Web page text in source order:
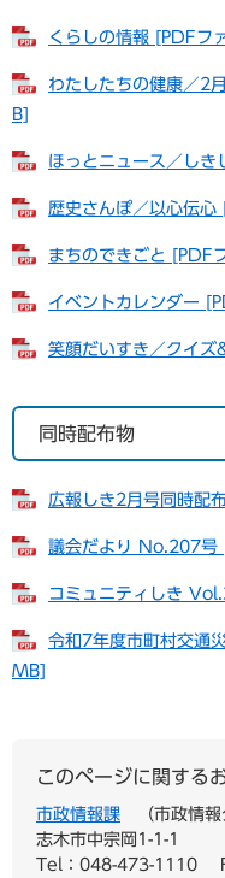
くらしの情報 [PDFフ
わたしたちの健康／2
B]
ほっとニュース／し
歴史さんぽ／以心伝
まちのできごと [PDF
イベントカレンダー
笑顔だいすき／クイ
同時配布物
広報しき2月号同時配
議会だより No.207号
コミュニティしき
令和7年度市町村交通
MB]
このページに関する
市政情報課
市政情
志木市中宗岡1-1-1
Tel：048-473-1110